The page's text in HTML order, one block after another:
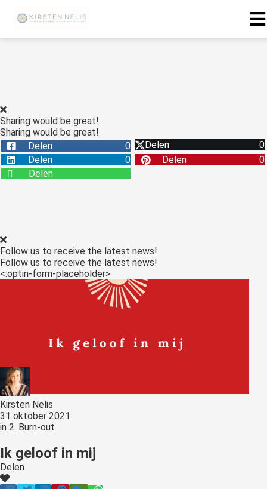
Sharing would be great!
Sharing would be great!
Delen
0 Delen
0
Delen
0 Delen
0
Delen
Follow us to receive the latest news!
Follow us to receive the latest news!
<:optin-form-placeholder>
Kirsten Nelis
31 oktober 2021
in 2. Burn-out
Ik geloof in mij
Delen
zijn
deze
kan de
om
te
over
van
op